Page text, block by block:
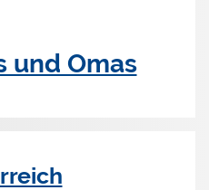
und Omas